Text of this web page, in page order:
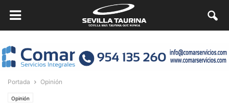
Portada Opinión
Opinión